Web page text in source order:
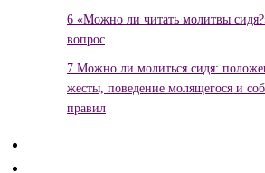
6 «Можно ли читать молитвы
вопрос
7 Можно ли молиться сидя:
жесты, поведение молящегося и
правил